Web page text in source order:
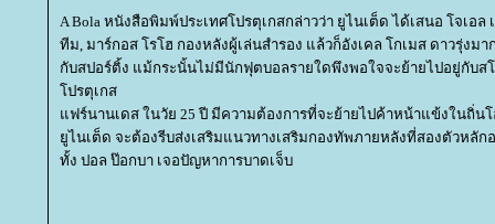
A Bola หนังสือพิมพ์ประเทศโปรตุเกสกล่าวว่า ยูไนเต็ด ได้เสนอ โจเอล
ทีม, มาร์กอส โรโฮ กองหลังผู้เล่นสำรอง แล้วก็อังเคล โกเมส ดาวรุ่งม
กับสปอร์ติ้ง แม้กระนั้นไม่มีนักฟุตบอลรายใดพึงพอใจจะย้ายไปอยู่กับส
ปรตุเกส
ฟร์นานเดส ในวัย 25 ปี มีความต้องการที่จะย้ายไปค้าหน้าแข้งในถิ่น
ไนเต็ด จะต้องรีบส่งเสริมแนวทางเสริมกองทัพภายหลังที่สองตัวหลัก
ทั้ง ปอล ป๊อกบา เจอปัญหาการบาดเจ็บ